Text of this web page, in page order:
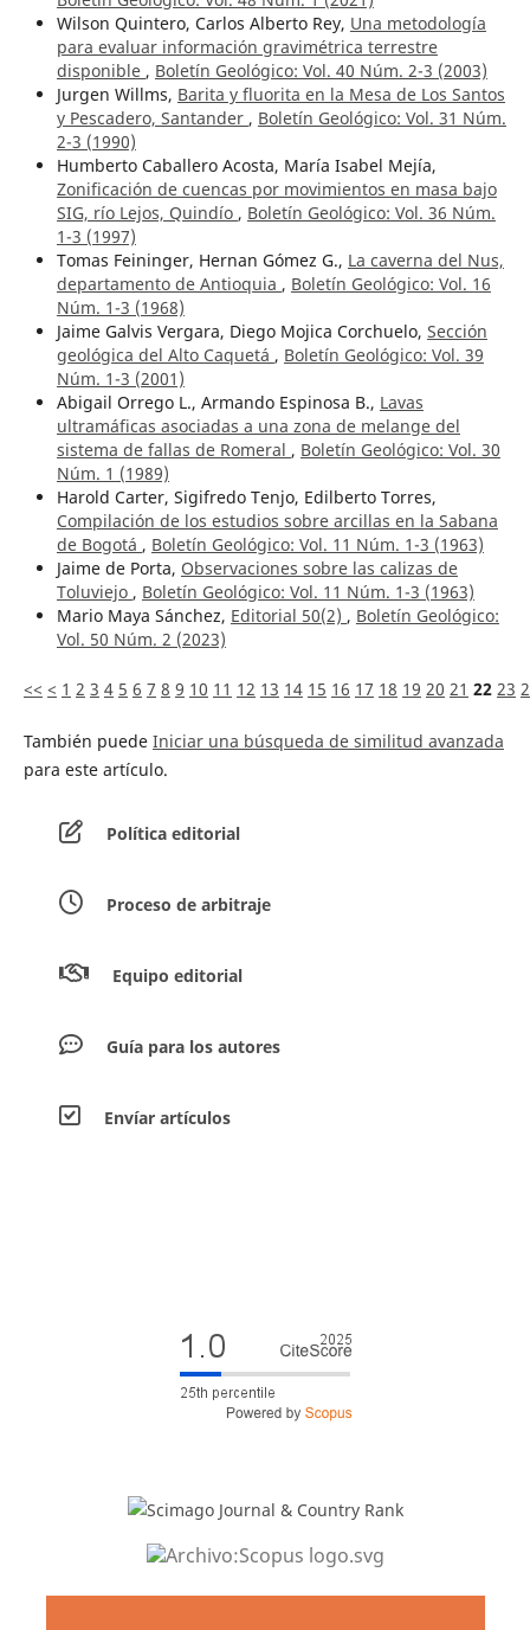
Wilson Quintero, Carlos Alberto Rey, Una metodología
para evaluar información gravimétrica terrestre
disponible , Boletín Geológico: Vol. 40 Núm. 2-3 (2003)
Jurgen Willms, Barita y fluorita en la Mesa de Los Santos
y Pescadero, Santander , Boletín Geológico: Vol. 31 Núm.
2-3 (1990)
Humberto Caballero Acosta, María Isabel Mejía,
Zonificación de cuencas por movimientos en masa bajo
SIG, río Lejos, Quindío , Boletín Geológico: Vol. 36 Núm.
1-3 (1997)
Tomas Feininger, Hernan Gómez G., La caverna del Nus,
departamento de Antioquia , Boletín Geológico: Vol. 16
Núm. 1-3 (1968)
Jaime Galvis Vergara, Diego Mojica Corchuelo, Sección
geológica del Alto Caquetá , Boletín Geológico: Vol. 39
Núm. 1-3 (2001)
Abigail Orrego L., Armando Espinosa B., Lavas
ultramáficas asociadas a una zona de melange del
sistema de fallas de Romeral , Boletín Geológico: Vol. 30
Núm. 1 (1989)
Harold Carter, Sigifredo Tenjo, Edilberto Torres,
Compilación de los estudios sobre arcillas en la Sabana
de Bogotá , Boletín Geológico: Vol. 11 Núm. 1-3 (1963)
Jaime de Porta, Observaciones sobre las calizas de
Toluviejo , Boletín Geológico: Vol. 11 Núm. 1-3 (1963)
Mario Maya Sánchez, Editorial 50(2) , Boletín Geológico:
Vol. 50 Núm. 2 (2023)
<< < 1 2 3 4 5 6 7 8 9 10 11 12 13 14 15 16 17 18 19 20 21 22 23
También puede Iniciar una búsqueda de similitud avanzada
para este artículo.
Política editorial
Proceso de arbitraje
Equipo editorial
Guía para los autores
Envíar artículos